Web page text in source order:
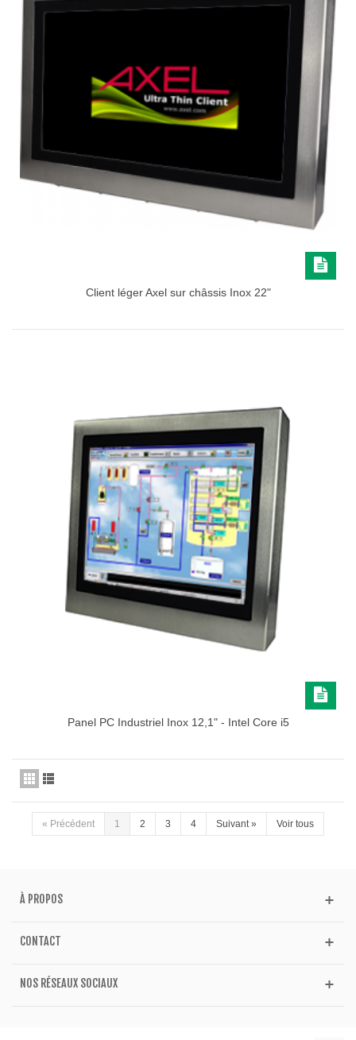
Client léger Axel sur châssis Inox 22"
Panel PC Industriel Inox 12,1" - Intel Core i5
« Précédent 1 2 3 4 Suivant» Voir tous
À PROPOS
CONTACT
NOS RÉSEAUX SOCIAUX